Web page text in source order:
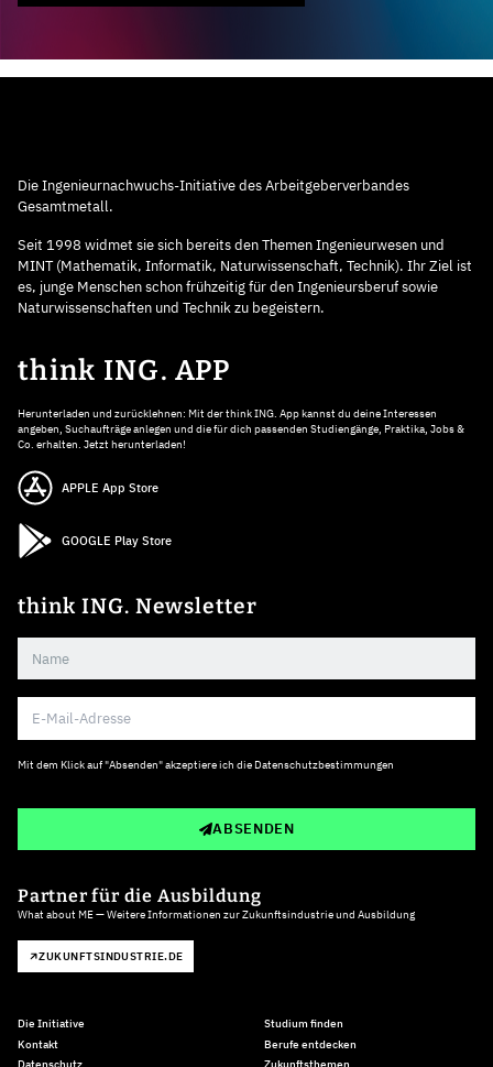
Die Ingenieurnachwuchs-Initiative des Arbeitgeberverbandes
Gesamtmetall.
Seit 1998 widmet sie sich bereits den Themen Ingenieurwesen und
MINT (Mathematik, Informatik, Naturwissenschaft, Technik). Ihr Ziel ist
es, junge Menschen schon frühzeitig für den Ingenieursberuf sowie
Naturwissenschaften und Technik zu begeistern.
think ING. APP
Herunterladen und zurücklehnen: Mit der think ING. App kannst du deine Interessen
angeben, Suchaufträge anlegen und die für dich passenden Studiengänge, Praktika, Jobs &
Co. erhalten. Jetzt herunterladen!
APPLE App Store
GOOGLE Play Store
think ING. Newsletter
Mit dem Klick auf "Absenden" akzeptiere ich die Datenschutzbestimmungen
ABSENDEN
Partner für die Ausbildung
What about ME — Weitere Informationen zur Zukunftsindustrie und Ausbildung
ZUKUNFTSINDUSTRIE.DE
Die Initiative
Kontakt
Studium finden
Berufe entdecken